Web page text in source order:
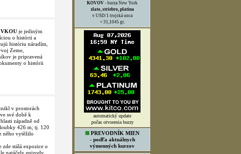
KOVOV - burza New York
zlato, striebro, platina
v USD/1 trojská unca
= 31,1045 gr.
automatický update
počas otvorenia burzy
PREVODNÍK MIEN
- podľa aktuálnych
výmenných kurzov
je jediným
o histórii a
históriu náradím,
Zeme,
je pripravená
o histórii
v prostorách
své době k
západně od
426 m, tj. 120
něho vytěžilo
stálá expozice o
natáčely epizody